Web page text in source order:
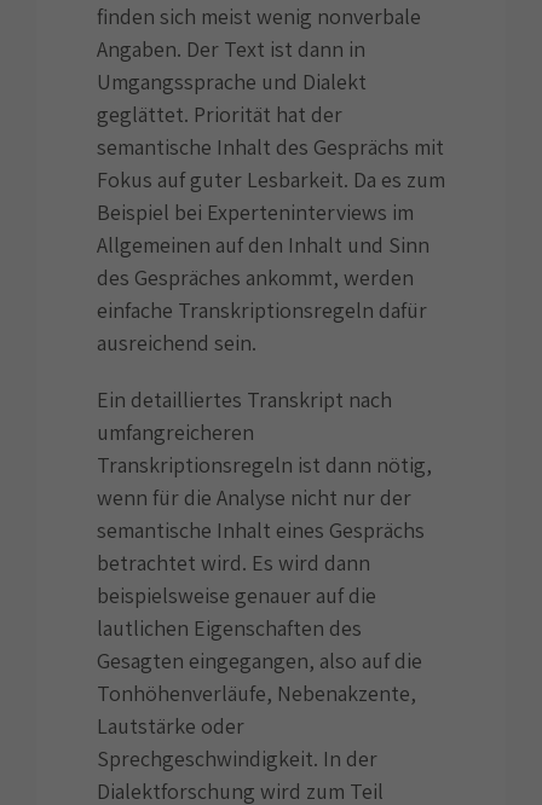
finden sich meist wenig nonverbale
Angaben. Der Text ist dann in
Umgangssprache und Dialekt
geglättet. Priorität hat der
semantische Inhalt des Gesprächs mit
Fokus auf guter Lesbarkeit. Da es zum
Beispiel bei Experteninterviews im
Allgemeinen auf den Inhalt und Sinn
des Gespräches ankommt, werden
einfache Transkriptionsregeln dafür
ausreichend sein.
Ein detailliertes Transkript nach
umfangreicheren
Transkriptionsregeln ist dann nötig,
wenn für die Analyse nicht nur der
semantische Inhalt eines Gesprächs
betrachtet wird. Es wird dann
beispielsweise genauer auf die
lautlichen Eigenschaften des
Gesagten eingegangen, also auf die
Tonhöhenverläufe, Nebenakzente,
Lautstärke oder
Sprechgeschwindigkeit. In der
Dialektforschung wird zum Teil